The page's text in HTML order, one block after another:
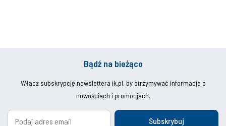
Bądź na bieżąco
Włącz subskrypcję newslettera ik.pl, by otrzymywać informacje o
nowościach i promocjach.
Subskrybuj